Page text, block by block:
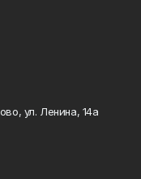
ул. Ленина, 14а